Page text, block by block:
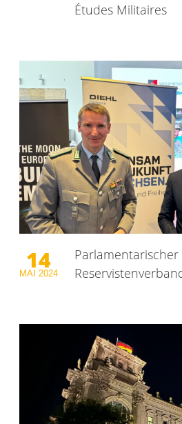
Études Militaires
14
MAI2024